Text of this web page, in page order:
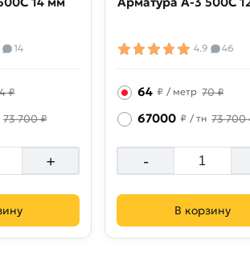
14
₽
73 700 ₽
+
4.9 46
64 ₽ / метр 70 ₽
67000 ₽ / тн 73 700
-
В корзину